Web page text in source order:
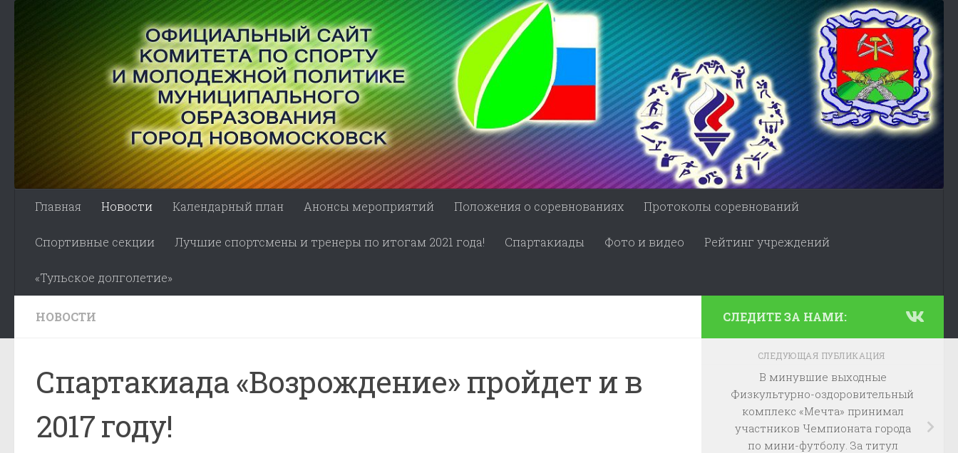
Главная Новости Календарный план Анонсы мероприятий Положения о соревнованиях Протоколы соревнований
Спортивные секции Лучшие спортсмены и тренеры по итогам 2021 года! Спартакиады Фото и видео Рейтинг учреждений
«Тульское долголетие»
НОВОСТИ
Спартакиада «Возрождение» пройдет и в
2017 году!
СЛЕДИТЕ ЗА НАМИ:
СЛЕДУЮЩАЯ ПУБЛИКАЦИЯ
В минувшие выходные
Физкультурно-оздоровительный
комплекс «Мечта» принимал
участников Чемпионата города
по мини-футболу. За титул